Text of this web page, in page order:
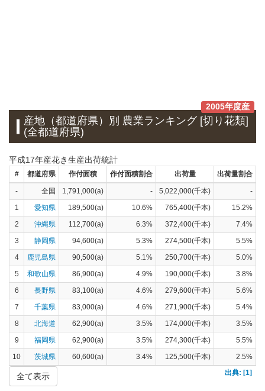
2005年度産
産地（都道府県）別 農業ランキング [切り花類]
(全都道府県)
平成17年産花き生産出荷統計
# 都道府県 作付面積 作付面積割合 出荷量 出荷量割合
- 全国 1,791,000(a) - 5,022,000(千本)
-
1
愛知県 189,500(a) 10.6% 765,400(千本)
15.2%
2
沖縄県 112,700(a) 6.3% 372,400(千本)
7.4%
3
静岡県 94,600(a) 5.3% 274,500(千本)
5.5%
4
鹿児島県 90,500(a) 5.1% 250,700(千本)
5.0%
5
和歌山県 86,900(a) 4.9% 190,000(千本)
3.8%
6
長野県 83,100(a) 4.6% 279,600(千本)
5.6%
7
千葉県 83,000(a) 4.6% 271,900(千本)
5.4%
8
北海道 62,900(a) 3.5% 174,000(千本)
3.5%
9
福岡県 62,900(a) 3.5% 274,300(千本)
5.5%
10
茨城県 60,600(a) 3.4% 125,500(千本)
2.5%
出典: [1]
全て表示